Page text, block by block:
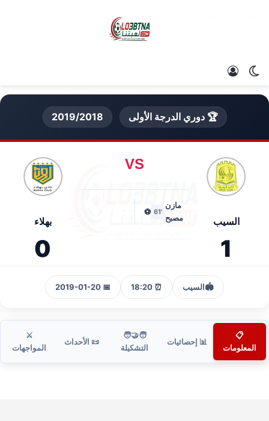
الوضع المظلم
🏆 دوري الدرجة الأولى 2019/2018
السيب
1
VS
مازن
مصبح
'61
⚽
بهلاء
0
🏟️السيب ⏰ 18:20
📅 2019-01-20
📋
المعلومات
📊 إحصائيات
🧑‍🤝‍🧑
التشكيلة
📜 الأحداث
⚔️
المواجهات